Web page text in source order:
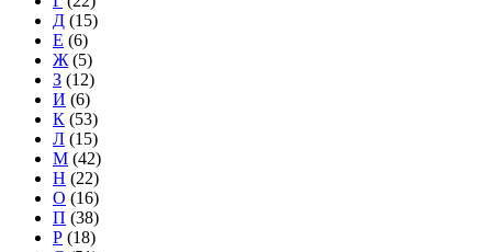
Д (15)
Е (6)
Ж (5)
З (12)
И (6)
К (53)
Л (15)
М (42)
Н (22)
О (16)
П (38)
Р (18)